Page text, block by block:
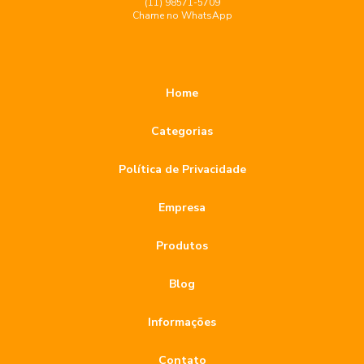
escolher a melhor opção para sua obra
Broca diamantada para porcelanato: como escolher a ideal
Chame no WhatsApp
Home
Categorias
Política de Privacidade
Empresa
Produtos
Blog
Informações
Contato